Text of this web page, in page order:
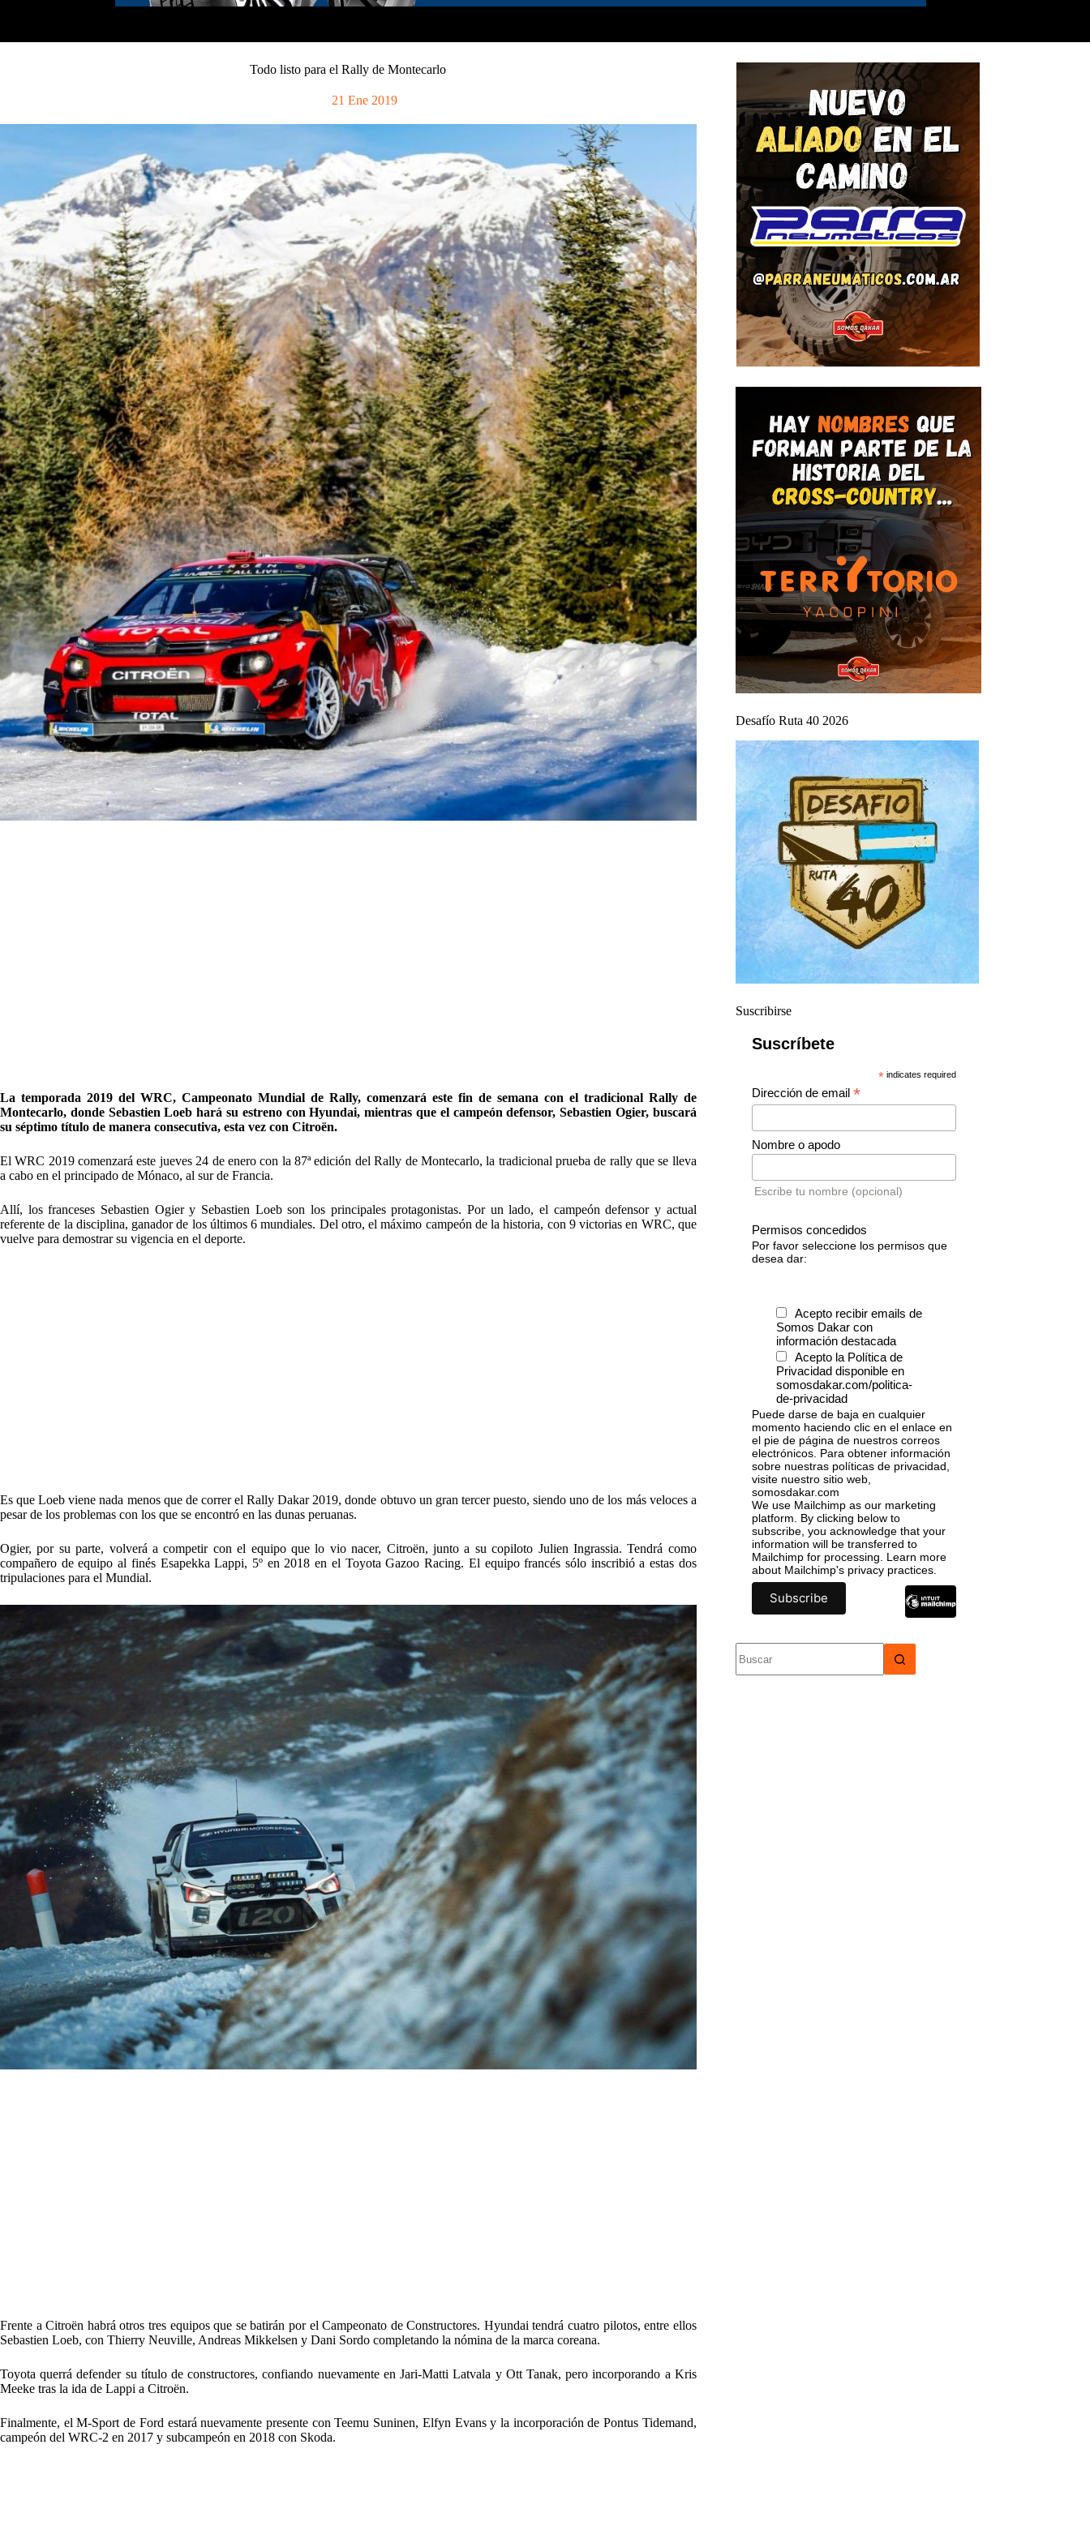
Todo listo para el Rally de Montecarlo
21 Ene 2019
La temporada 2019 del WRC, Campeonato Mundial de Rally, comenzará este fin de semana con el tradicional Rally de
Montecarlo, donde Sebastien Loeb hará su estreno con Hyundai, mientras que el campeón defensor, Sebastien Ogier, buscará
su séptimo título de manera consecutiva, esta vez con Citroën.
El WRC 2019 comenzará este jueves 24 de enero con la 87ª edición del Rally de Montecarlo, la tradicional prueba de rally que se lleva
a cabo en el principado de Mónaco, al sur de Francia.
Allí, los franceses Sebastien Ogier y Sebastien Loeb son los principales protagonistas. Por un lado, el campeón defensor y actual
referente de la disciplina, ganador de los últimos 6 mundiales. Del otro, el máximo campeón de la historia, con 9 victorias en WRC, que
vuelve para demostrar su vigencia en el deporte.
Es que Loeb viene nada menos que de correr el Rally Dakar 2019, donde obtuvo un gran tercer puesto, siendo uno de los más veloces a
pesar de los problemas con los que se encontró en las dunas peruanas.
Ogier, por su parte, volverá a competir con el equipo que lo vio nacer, Citroën, junto a su copiloto Julien Ingrassia. Tendrá como
compañero de equipo al finés Esapekka Lappi, 5º en 2018 en el Toyota Gazoo Racing. El equipo francés sólo inscribió a estas dos
tripulaciones para el Mundial.
Frente a Citroën habrá otros tres equipos que se batirán por el Campeonato de Constructores. Hyundai tendrá cuatro pilotos, entre ellos
Sebastien Loeb, con Thierry Neuville, Andreas Mikkelsen y Dani Sordo completando la nómina de la marca coreana.
Toyota querrá defender su título de constructores, confiando nuevamente en Jari-Matti Latvala y Ott Tanak, pero incorporando a Kris
Meeke tras la ida de Lappi a Citroën.
Finalmente, el M-Sport de Ford estará nuevamente presente con Teemu Suninen, Elfyn Evans y la incorporación de Pontus Tidemand,
campeón del WRC-2 en 2017 y subcampeón en 2018 con Skoda.
Desafío Ruta 40 2026
Suscribirse
Suscríbete
* indicates required
Dirección de email*
Nombre o apodo
Escribe tu nombre (opcional)
Permisos concedidos
Por favor seleccione los permisos que
desea dar:
Acepto recibir emails de
Somos Dakar con
información destacada
Acepto la Política de
Privacidad disponible en
somosdakar.com/politica-
de-privacidad
Puede darse de baja en cualquier
momento haciendo clic en el enlace en
el pie de página de nuestros correos
electrónicos. Para obtener información
sobre nuestras políticas de privacidad,
visite nuestro sitio web,
somosdakar.com
We use Mailchimp as our marketing
platform. By clicking below to
subscribe, you acknowledge that your
information will be transferred to
Mailchimp for processing. Learn more
about Mailchimp's privacy practices.